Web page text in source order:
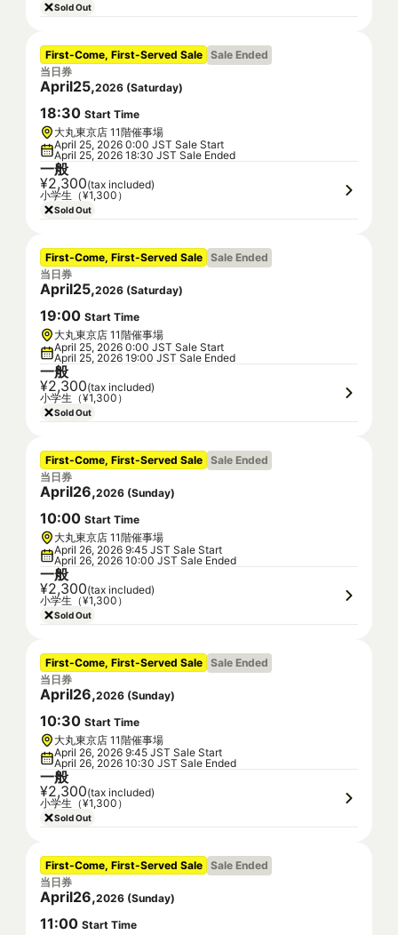
Sold Out
First-Come, First-Served Sale Sale Ended
当日券
April25,2026 (Saturday)
18:30 Start Time
大丸東京店 11階催事場
April 25, 2026 0:00 JST Sale Start
April 25, 2026 18:30 JST Sale Ended
一般
¥2,300(tax included)
小学生（¥1,300）
Sold Out
First-Come, First-Served Sale Sale Ended
当日券
April25,2026 (Saturday)
19:00 Start Time
大丸東京店 11階催事場
April 25, 2026 0:00 JST Sale Start
April 25, 2026 19:00 JST Sale Ended
一般
¥2,300(tax included)
小学生（¥1,300）
Sold Out
First-Come, First-Served Sale Sale Ended
当日券
April26,2026 (Sunday)
10:00 Start Time
大丸東京店 11階催事場
April 26, 2026 9:45 JST Sale Start
April 26, 2026 10:00 JST Sale Ended
一般
¥2,300(tax included)
小学生（¥1,300）
Sold Out
First-Come, First-Served Sale Sale Ended
当日券
April26,2026 (Sunday)
10:30 Start Time
大丸東京店 11階催事場
April 26, 2026 9:45 JST Sale Start
April 26, 2026 10:30 JST Sale Ended
一般
¥2,300(tax included)
小学生（¥1,300）
Sold Out
First-Come, First-Served Sale Sale Ended
当日券
April26,2026 (Sunday)
11:00 Start Time